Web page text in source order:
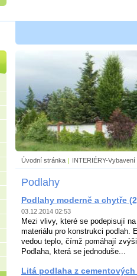
Úvodní stránka | INTERIÉRY-Vybavení
Podlahy
Podlahy moderně a chytře
03.12.2014 02:53
Mezi vlivy, které se podepisují
materiálu pro konstrukci podlah.
vedou teplo, čímž pomáhají
Podlaha, která se jednoduše...
Litá podlaha z